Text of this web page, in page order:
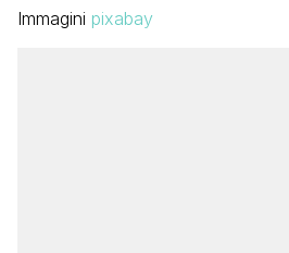
Immagini pixabay